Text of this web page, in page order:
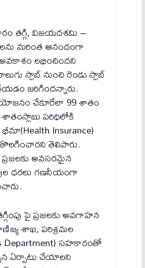
తగ్గి, విజయదశమి –
మరింత ఆనందంగా
అవకాశం లభించిందని
స్లాబ్ నుంచి రెండు స్లాబ్
జరిగిందన్నారు.
చేకూరేలా 99 శాతం
శాతంస్లాబు పరిధిలోకి
Insurance)
తొలగించారని తెలిపారు.
అవసరమైన
ధరలు గణనీయంగా
పై ప్రజలకు అవగాహన
శాఖ, పరిశ్రమల
Department) సహకారంతో
ఏర్పాటు చేయాలని